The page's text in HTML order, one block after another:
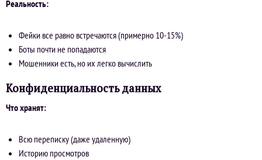
Реальность:
Фейки все равно встречаются (примерно 10-15%)
Боты почти не попадаются
Мошенники есть, но их легко вычислить
Конфиденциальность данных
Что хранят:
Всю переписку (даже удаленную)
Историю просмотров